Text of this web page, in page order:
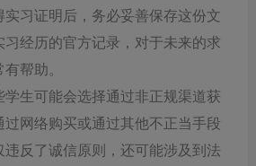
实习证明后，务必妥善保存这份文
经历的官方记录，对于未来的求
帮助。
生可能会选择通过非正规渠道获
网络购买或通过其他不正当手段
反了诚信原则，还可能涉及到法